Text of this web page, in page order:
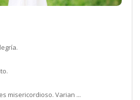
misericordioso. Varian ...